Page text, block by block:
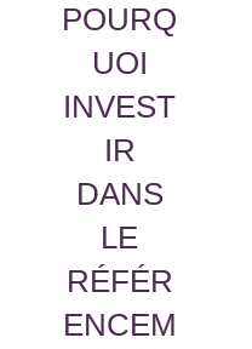
POURQ
UOI
INVEST
IR
DANS
LE
RÉFÉR
ENCEM